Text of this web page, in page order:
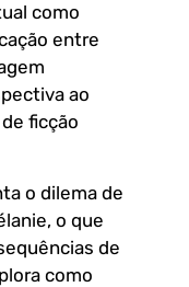
como
entre
ao
ficção
o dilema de
o que
de
como